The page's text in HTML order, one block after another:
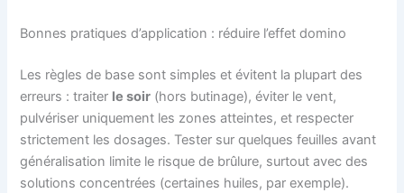
Bonnes pratiques d’application : réduire l’effet domino
Les règles de base sont simples et évitent la plupart des
erreurs : traiter le soir (hors butinage), éviter le vent,
pulvériser uniquement les zones atteintes, et respecter
strictement les dosages. Tester sur quelques feuilles avant
généralisation limite le risque de brûlure, surtout avec des
solutions concentrées (certaines huiles, par exemple).